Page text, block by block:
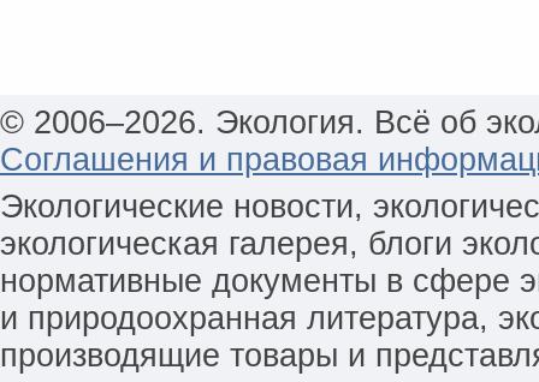
© 2006–2026. Экология. Всё об
Соглашения и правовая
Экологические новости,
экологическая галерея, блоги
нормативные документы в сфере
и природоохранная литература,
производящие товары и